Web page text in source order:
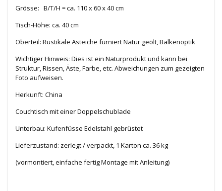
Grösse: B/T/H = ca. 110 x 60 x 40 cm
Tisch-Höhe: ca. 40 cm
Oberteil: Rustikale Asteiche furniert Natur geölt, Balkenoptik
Wichtiger Hinweis: Dies ist ein Naturprodukt und kann bei
Struktur, Rissen, Äste, Farbe, etc. Abweichungen zum gezeigten
Foto aufweisen.
Herkunft: China
Couchtisch mit einer Doppelschublade
Unterbau: Kufenfüsse Edelstahl gebrüstet
Lieferzustand: zerlegt / verpackt, 1 Karton ca. 36 kg
(vormontiert, einfache fertig Montage mit Anleitung)